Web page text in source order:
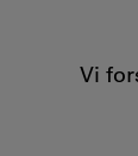
Vi